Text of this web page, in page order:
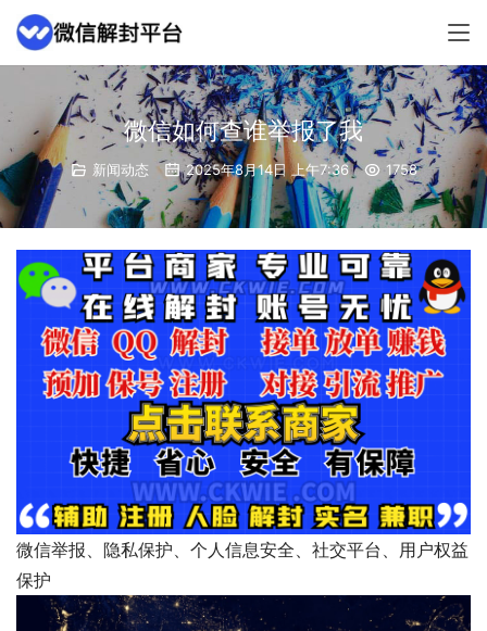
微信如何查谁举报了我
新闻动态 2025年8月14日 上午7:36 1758
微信举报、隐私保护、个人信息安全、社交平台、用户权益
保护